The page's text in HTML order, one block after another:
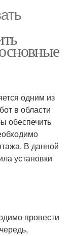
одним из
в области
обеспечить
В данной
установки
провести